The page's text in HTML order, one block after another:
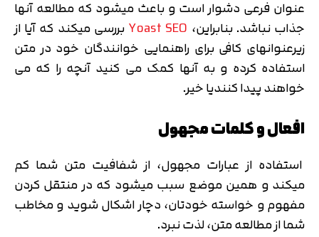
عنوان فرعی دشوار است و باعث میشود که مطالعه آنها
جذاب نباشد. بنابراین، Yoast SEOبررسی میکند که آیا از
زیرعنوانهای کافی برای راهنمایی خوانندگان خود در متن
استفاده کرده و به آنها کمک می کنید آنچه را که می
خواهند پیدا کنندیا خیر.
افعال و کلمات مجهول
استفاده از عبارات مجهول، از شفافیت متن شما کم
میکند و همین موضع سبب میشود که در منتقل کردن
مفهوم و خواسته خودتان، دچار اشکال شوید و مخاطب
شما از مطالعه متن، لذت نبرد.